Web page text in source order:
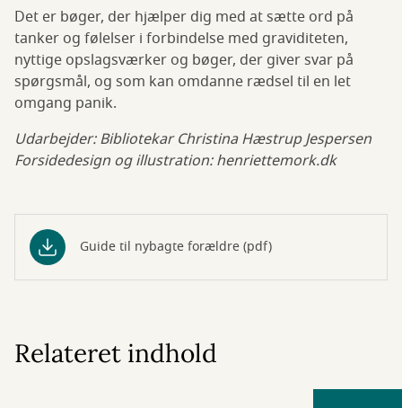
Det er bøger, der hjælper dig med at sætte ord på
tanker og følelser i forbindelse med graviditeten,
nyttige opslagsværker og bøger, der giver svar på
spørgsmål, og som kan omdanne rædsel til en let
omgang panik.
Udarbejder: Bibliotekar Christina Hæstrup Jespersen
Forsidedesign og illustration: henriettemork.dk
Guide til nybagte forældre (pdf)
Relateret indhold